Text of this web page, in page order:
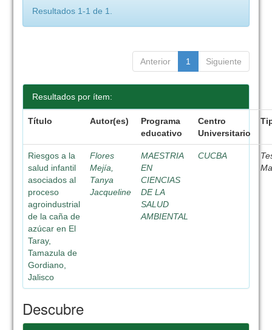
Resultados 1-1 de 1.
Anterior 1 Siguiente
Resultados por ítem:
Título Autor(es)
Programa
educativo
Centro
Universitario
Riesgos a la
salud infantil
asociados al
proceso
agroindustrial
de la caña de
azúcar en El
Taray,
Tamazula de
Gordiano,
Jalisco
Flores
Mejía,
Tanya
Jacqueline
MAESTRIA
EN
CIENCIAS
DE LA
SALUD
AMBIENTAL
CUCBA
Descubre